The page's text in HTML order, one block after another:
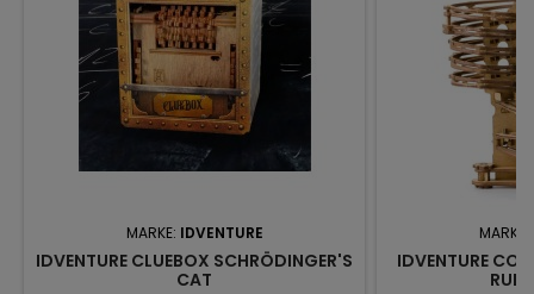
MARKE: IDVENTURE
IDVENTURE CLUEBOX SCHRÖDINGER'S
CAT
MARKE:
IDVENTURE
RUN